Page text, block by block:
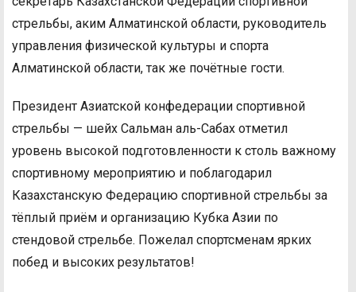
стрельбы, аким Алматинской области, руководитель
управления физической культуры и спорта
Алматинской области, так же почётные гости.
Президент Азиатской конфедерации спортивной
стрельбы — шейх Сальман аль-Сабах отметил
уровень высокой подготовленности к столь важному
спортивному мероприятию и поблагодарил
Казахстанскую Федерацию спортивной стрельбы за
тёплый приём и организацию Кубка Азии по
стендовой стрельбе. Пожелал спортсменам ярких
побед и высоких результатов!